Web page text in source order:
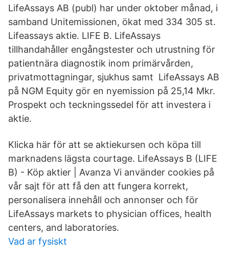
LifeAssays AB (publ) har under oktober månad, i
samband Unitemissionen, ökat med 334 305 st.
Lifeassays aktie. LIFE B. LifeAssays
tillhandahåller engångstester och utrustning för
patientnära diagnostik inom primärvården,
privatmottagningar, sjukhus samt LifeAssays AB
på NGM Equity gör en nyemission på 25,14 Mkr.
Prospekt och teckningssedel för att investera i
aktie.
Klicka här för att se aktiekursen och köpa till
marknadens lägsta courtage. LifeAssays B (LIFE
B) - Köp aktier | Avanza Vi använder cookies på
vår sajt för att få den att fungera korrekt,
personalisera innehåll och annonser och för
LifeAssays markets to physician offices, health
centers, and laboratories.
Vad ar fysiskt